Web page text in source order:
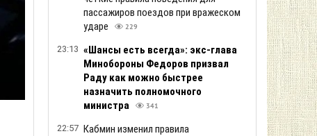
пассажиров поездов при вражеском
ударе
229
23:13 «Шансы есть всегда»: экс-глава
Минобороны Федоров призвал
Раду как можно быстрее
назначить полномочного
министра
341
22:57 Кабмин изменил правила